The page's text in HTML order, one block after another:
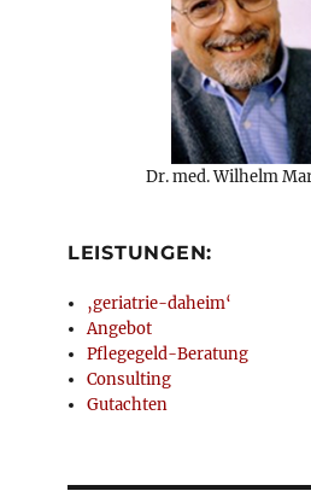
Dr. med. Wilhelm
LEISTUNGEN:
‚geriatrie-daheim‘
Angebot
Pflegegeld-Beratung
Consulting
Gutachten